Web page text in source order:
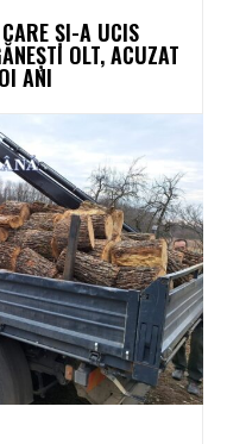
ȘI-A UCIS
OLT, ACUZAT
ANI